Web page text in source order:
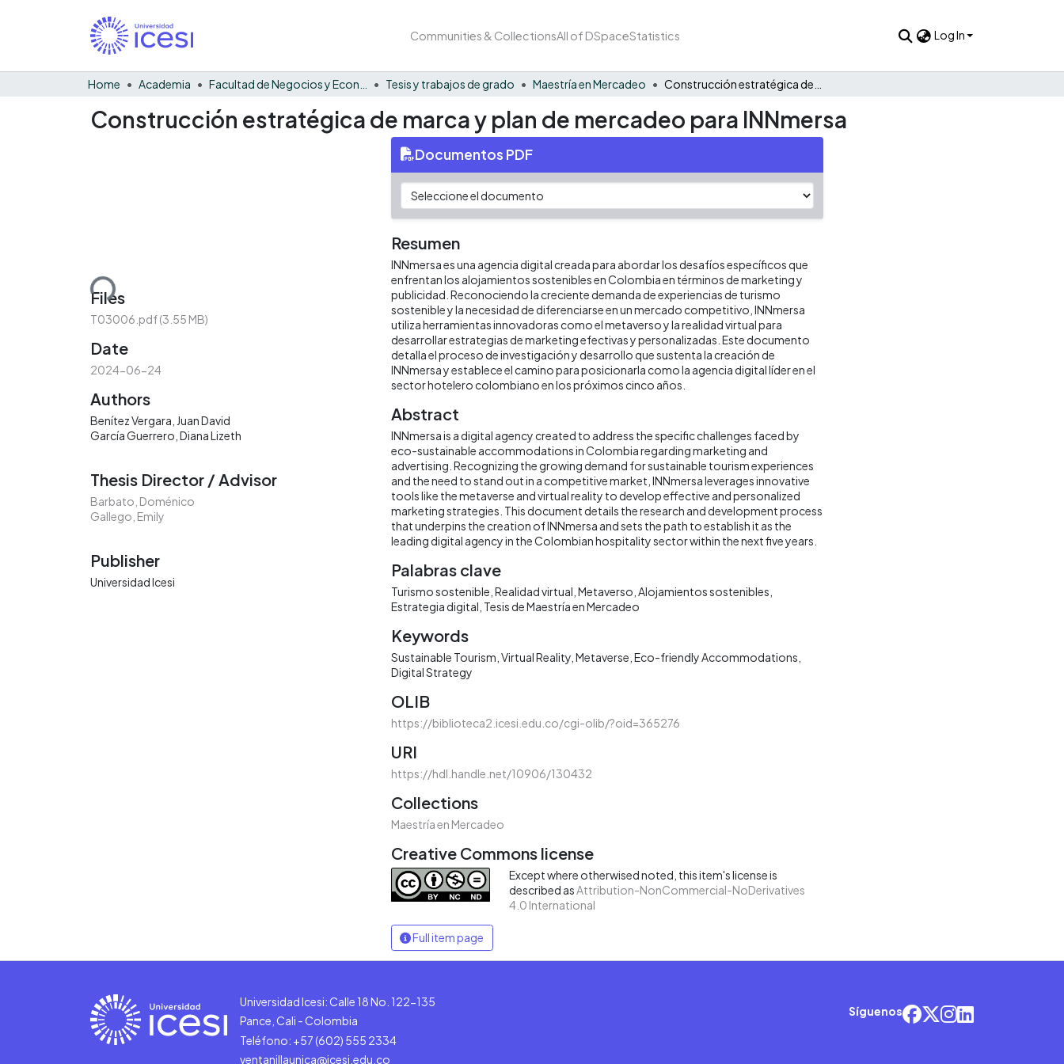
Communities & CollectionsAll of DSpaceStatistics Log In
Home Academia Tesis y trabajos de grado Maestría en Mercadeo
Construcción estratégica de marca y plan de mercadeo para INNmersa
Loading...
Files
T03006.pdf(3.55 MB)
Date
2024-06-24
Authors
Benítez Vergara, Juan David
García Guerrero, Diana Lizeth
Thesis Director / Advisor
Barbato, Doménico
Gallego, Emily
Publisher
Universidad Icesi
Documentos PDF
Resumen
INNmersa es una agencia digital creada para abordar los desafíos específicos que
enfrentan los alojamientos sostenibles en Colombia en términos de marketing y
publicidad. Reconociendo la creciente demanda de experiencias de turismo
sostenible y la necesidad de diferenciarse en un mercado competitivo, INNmersa
utiliza herramientas innovadoras como el metaverso y la realidad virtual para
desarrollar estrategias de marketing efectivas y personalizadas. Este documento
detalla el proceso de investigación y desarrollo que sustenta la creación de
INNmersa y establece el camino para posicionarla como la agencia digital líder en el
sector hotelero colombiano en los próximos cinco años.
Abstract
INNmersa is a digital agency created to address the specific challenges faced by
eco-sustainable accommodations in Colombia regarding marketing and
advertising. Recognizing the growing demand for sustainable tourism experiences
and the need to stand out in a competitive market, INNmersa leverages innovative
tools like the metaverse and virtual reality to develop effective and personalized
marketing strategies. This document details the research and development process
that underpins the creation of INNmersa and sets the path to establish it as the
leading digital agency in the Colombian hospitality sector within the next five years.
Palabras clave
Turismo sostenible Realidad virtual Metaverso Alojamientos sostenibles
Estrategia digital Tesis de Maestría en Mercadeo
Keywords
Sustainable Tourism Virtual Reality Metaverse Eco-friendly Accommodations
Digital Strategy
OLIB
https://biblioteca2.icesi.edu.co/cgi-olib/?oid=365276
URI
https://hdl.handle.net/10906/130432
Collections
Maestría en Mercadeo
Creative Commons license
Except where otherwised noted, this item's license is
described as Attribution-NonCommercial-NoDerivatives
4.0 International
Full item page
Universidad Icesi: Calle 18 No. 122-135
Pance, Cali - Colombia
Teléfono: +57 (602) 555 2334
ventanillaunica@icesi.edu.co
Síguenos